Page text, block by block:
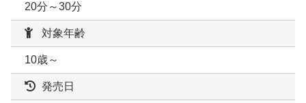
20分～30分
対象年齢
10歳～
発売日